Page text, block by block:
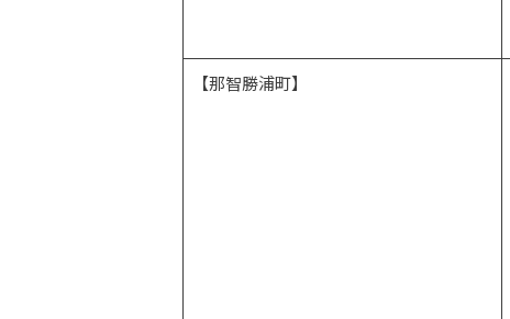
【那智勝浦町】